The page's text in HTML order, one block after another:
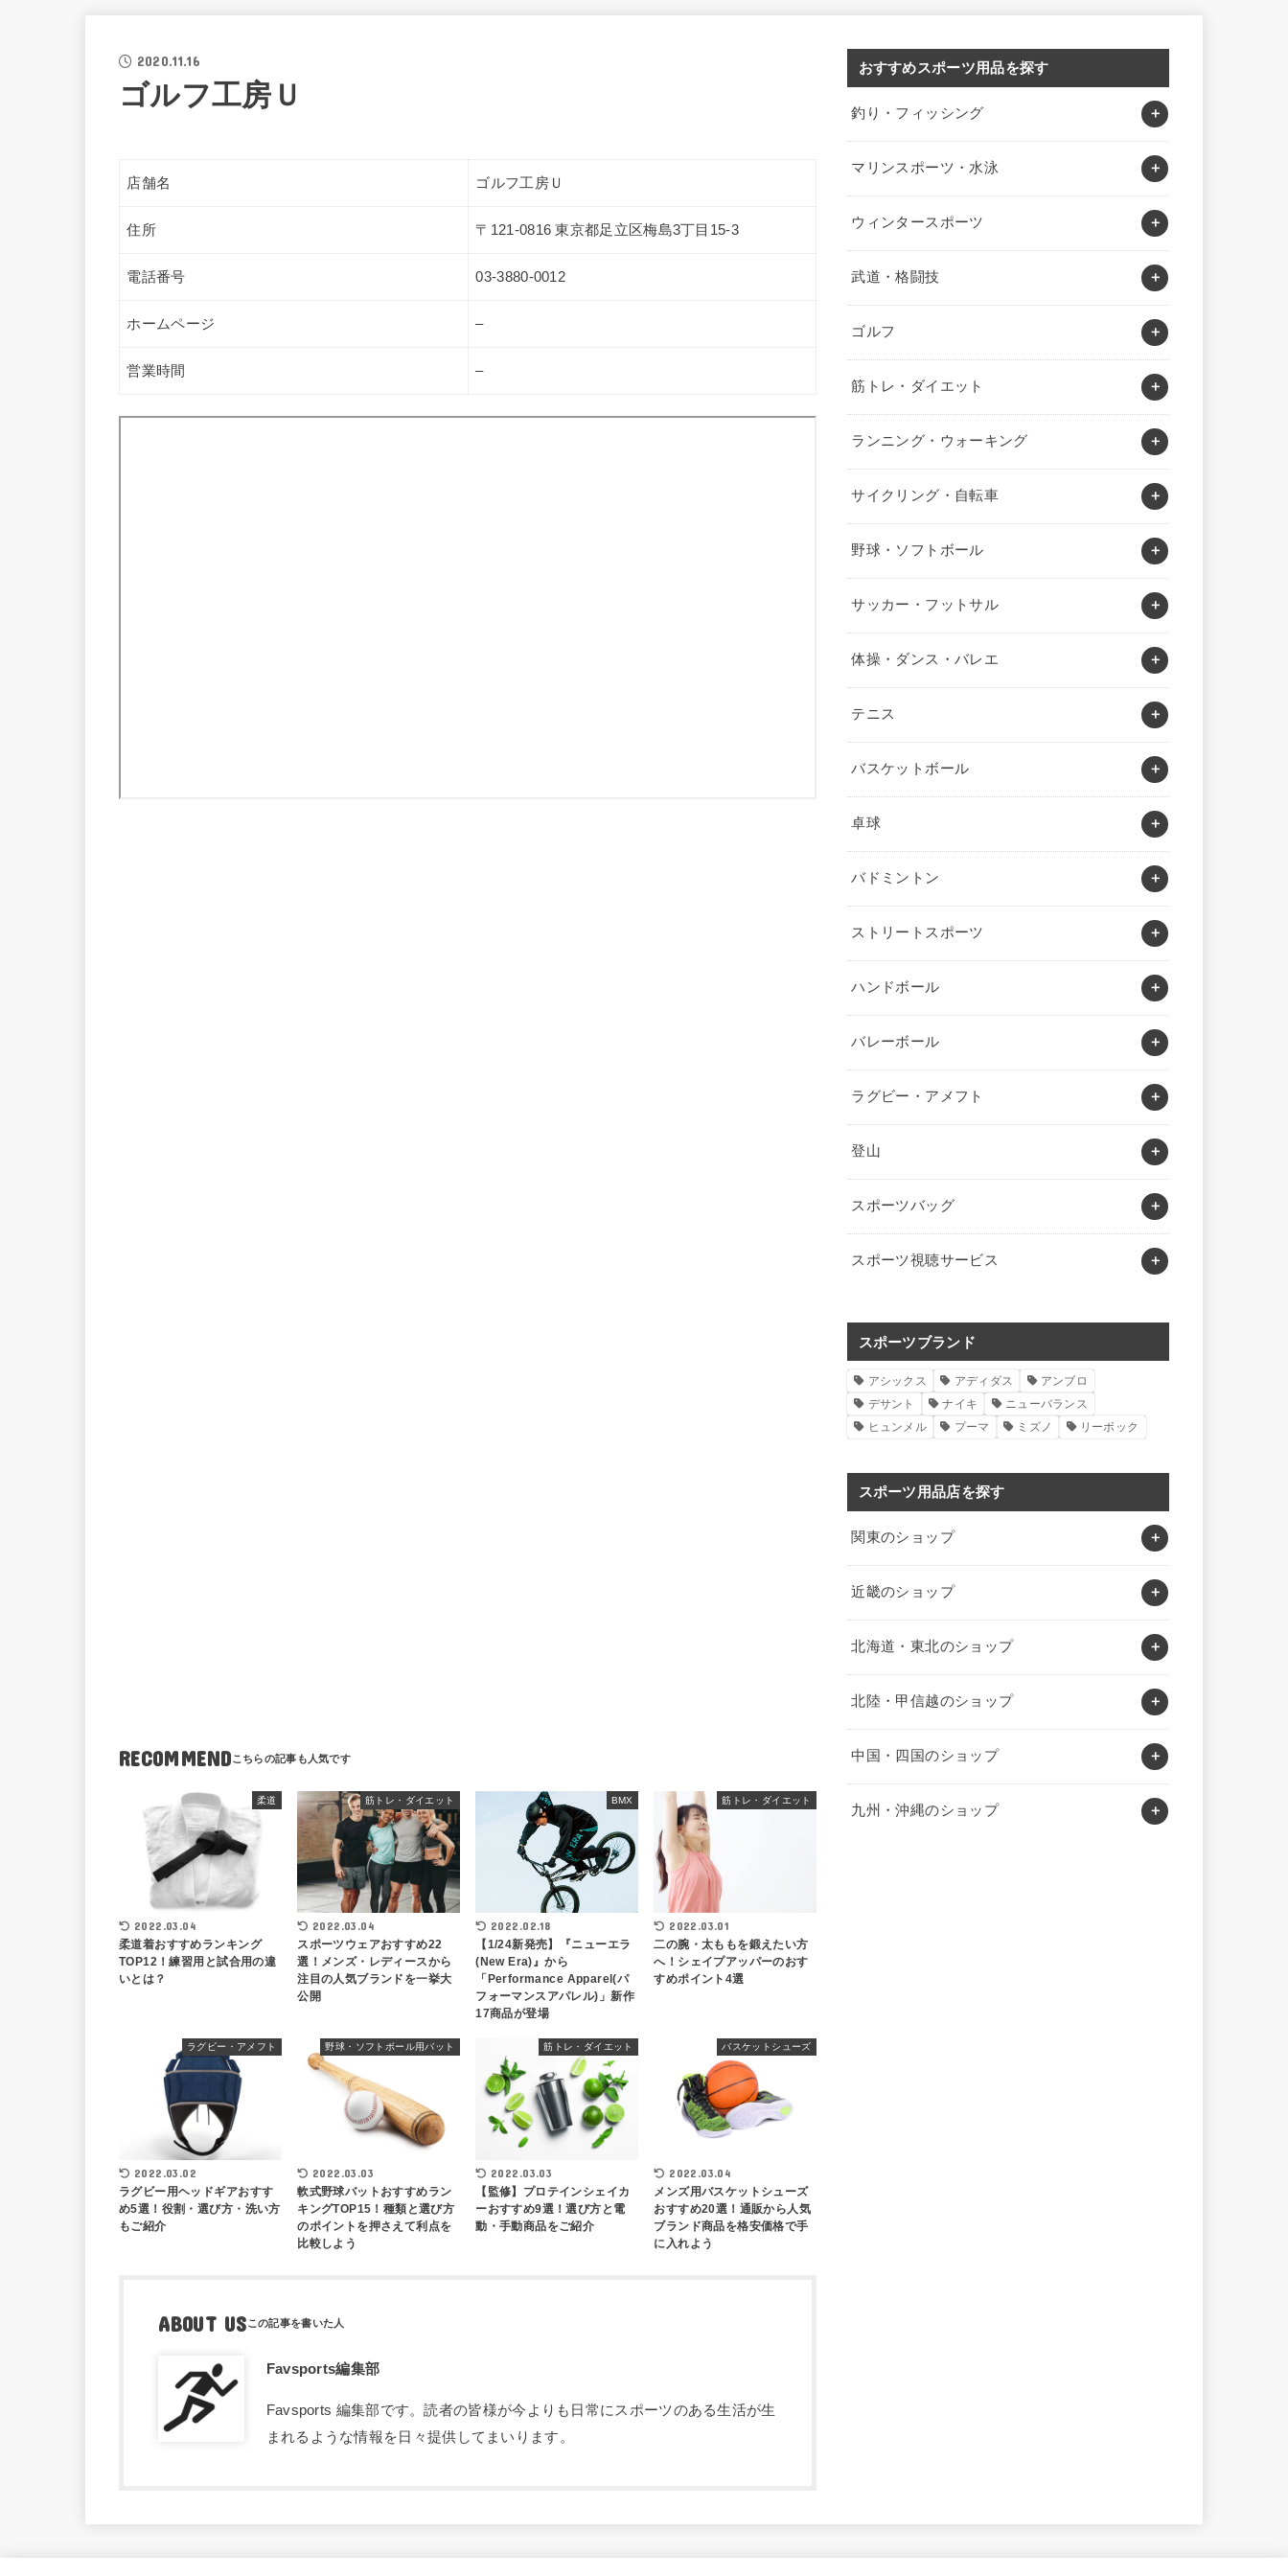
2020.11.16
ゴルフ工房Ｕ
店舗名 ゴルフ工房Ｕ
住所 〒121-0816 東京都足立区梅島3丁目15-3
電話番号 03-3880-0012
ホームページ –
営業時間 –
RECOMMEND
柔道
2022.03.04
柔道着おすすめランキング
TOP12！練習用と試合用の違
いとは？
筋トレ・ダイエット
2022.03.04
スポーツウェアおすすめ22
選！メンズ・レディースから
注目の人気ブランドを一挙大
公開
BMX
2022.02.18
【1/24新発売】『ニューエラ
(New Era)』から
「Performance Apparel(パ
フォーマンスアパレル)」新作
17商品が登場
筋トレ・ダイエット
2022.03.01
二の腕・太ももを鍛えたい方
へ！シェイプアッパーのおす
すめポイント4選
ラグビー・アメフト
2022.03.02
ラグビー用ヘッドギアおすす
め5選！役割・選び方・洗い方
もご紹介
野球・ソフトボール用バット
2022.03.03
軟式野球バットおすすめラン
キングTOP15！種類と選び方
のポイントを押さえて利点を
比較しよう
筋トレ・ダイエット
2022.03.03
【監修】プロテインシェイカ
ーおすすめ9選！選び方と電
動・手動商品をご紹介
バスケットシューズ
2022.03.04
メンズ用バスケットシューズ
おすすめ20選！通販から人気
ブランド商品を格安価格で手
に入れよう
ABOUT US
Favsports編集部
Favsports 編集部です。読者の皆様が今よりも日常にスポーツのある生活が生
まれるような情報を日々提供してまいります。
おすすめスポーツ用品を探す
釣り・フィッシング
マリンスポーツ・水泳
ウィンタースポーツ
武道・格闘技
ゴルフ
筋トレ・ダイエット
ランニング・ウォーキング
サイクリング・自転車
野球・ソフトボール
サッカー・フットサル
体操・ダンス・バレエ
テニス
バスケットボール
卓球
バドミントン
ストリートスポーツ
ハンドボール
バレーボール
ラグビー・アメフト
登山
スポーツバッグ
スポーツ視聴サービス
スポーツブランド
アシックス アディダス
アンブロ
デサント
ナイキ
ニューバランス
ヒュンメル
プーマ ミズノ リーボック
スポーツ用品店を探す
関東のショップ
近畿のショップ
北海道・東北のショップ
北陸・甲信越のショップ
中国・四国のショップ
九州・沖縄のショップ